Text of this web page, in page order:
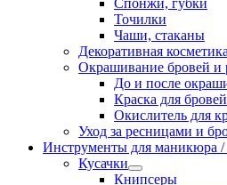
Спонжи, губки
Точилки
Чаши, стаканы
Декоративная косметика
Окрашивание бровей и
До и после
Краска для
Окислитель для
Уход за ресницами и
Инструменты для маникюра
Кусачки
Книпсеры